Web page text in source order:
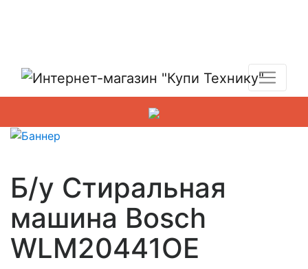
Б/у Стиральная
машина Bosch
WLM20441OE